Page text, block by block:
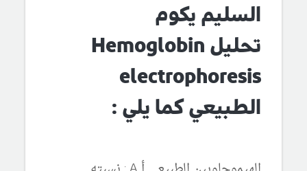
السليم يكوم
تحليل Hemoglobin
electrophoresis
الطبيعي كما يلي :